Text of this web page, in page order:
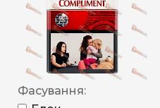
Фасування: